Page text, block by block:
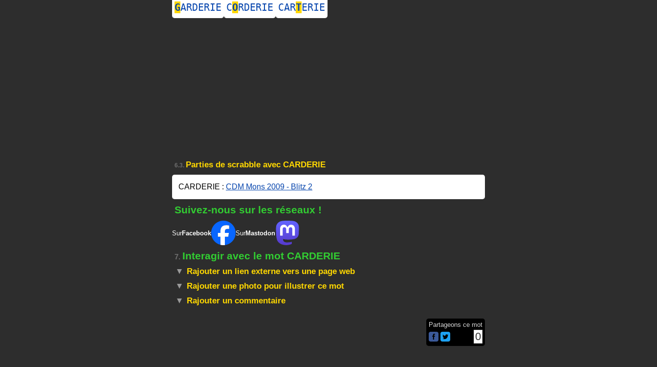
GARDERIE CORDERIE CARTERIE
6.3. Parties de scrabble avec CARDERIE
CARDERIE : CDM Mons 2009 - Blitz 2
Suivez-nous sur les réseaux !
SurFacebook SurMastodon
7. Interagir avec le mot CARDERIE
Rajouter un lien externe vers une page web
Rajouter une photo pour illustrer ce mot
Rajouter un commentaire
Partageons ce mot
0